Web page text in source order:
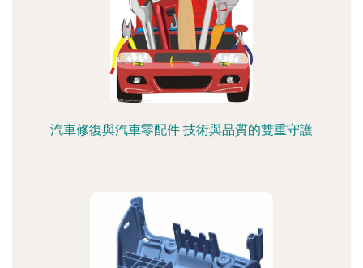
汽車修復與汽車零配件 技術與品質的雙重守護